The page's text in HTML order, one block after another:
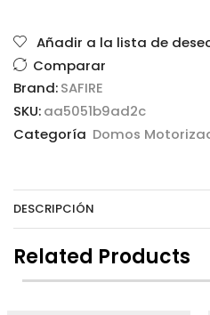
Añadir a la lista de
Comparar
Brand:SAFIRE
SKU:aa5051b9ad2c
Categoría Domos
DESCRIPCIÓN
Related Products